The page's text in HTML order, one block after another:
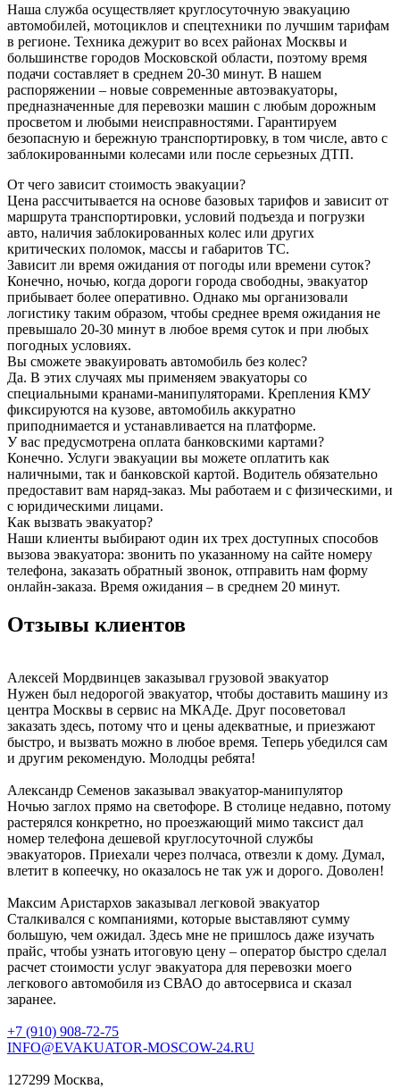
Наша служба осуществляет круглосуточную эвакуацию
автомобилей, мотоциклов и спецтехники по лучшим тарифам
в регионе. Техника дежурит во всех районах Москвы и
большинстве городов Московской области, поэтому время
подачи составляет в среднем 20-30 минут. В нашем
распоряжении – новые современные автоэвакуаторы,
предназначенные для перевозки машин с любым дорожным
просветом и любыми неисправностями. Гарантируем
безопасную и бережную транспортировку, в том числе, авто с
заблокированными колесами или после серьезных ДТП.
От чего зависит стоимость эвакуации?
Цена рассчитывается на основе базовых тарифов и зависит от
маршрута транспортировки, условий подъезда и погрузки
авто, наличия заблокированных колес или других
критических поломок, массы и габаритов ТС.
Зависит ли время ожидания от погоды или времени суток?
Конечно, ночью, когда дороги города свободны, эвакуатор
прибывает более оперативно. Однако мы организовали
логистику таким образом, чтобы среднее время ожидания не
превышало 20-30 минут в любое время суток и при любых
погодных условиях.
Вы сможете эвакуировать автомобиль без колес?
Да. В этих случаях мы применяем эвакуаторы со
специальными кранами-манипуляторами. Крепления КМУ
фиксируются на кузове, автомобиль аккуратно
приподнимается и устанавливается на платформе.
У вас предусмотрена оплата банковскими картами?
Конечно. Услуги эвакуации вы можете оплатить как
наличными, так и банковской картой. Водитель обязательно
предоставит вам наряд-заказ. Мы работаем и с физическими, и
с юридическими лицами.
Как вызвать эвакуатор?
Наши клиенты выбирают один их трех доступных способов
вызова эвакуатора: звонить по указанному на сайте номеру
телефона, заказать обратный звонок, отправить нам форму
онлайн-заказа. Время ожидания – в среднем 20 минут.
Отзывы клиентов
Алексей Мордвинцев заказывал грузовой эвакуатор
Нужен был недорогой эвакуатор, чтобы доставить машину из
центра Москвы в сервис на МКАДе. Друг посоветовал
заказать здесь, потому что и цены адекватные, и приезжают
быстро, и вызвать можно в любое время. Теперь убедился сам
и другим рекомендую. Молодцы ребята!
Александр Семенов заказывал эвакуатор-манипулятор
Ночью заглох прямо на светофоре. В столице недавно, потому
растерялся конкретно, но проезжающий мимо таксист дал
номер телефона дешевой круглосуточной службы
эвакуаторов. Приехали через полчаса, отвезли к дому. Думал,
влетит в копеечку, но оказалось не так уж и дорого. Доволен!
Максим Аристархов заказывал легковой эвакуатор
Сталкивался с компаниями, которые выставляют сумму
большую, чем ожидал. Здесь мне не пришлось даже изучать
прайс, чтобы узнать итоговую цену – оператор быстро сделал
расчет стоимости услуг эвакуатора для перевозки моего
легкового автомобиля из СВАО до автосервиса и сказал
заранее.
+7 (910) 908-72-75
INFO@EVAKUATOR-MOSCOW-24.RU
127299 Москва,